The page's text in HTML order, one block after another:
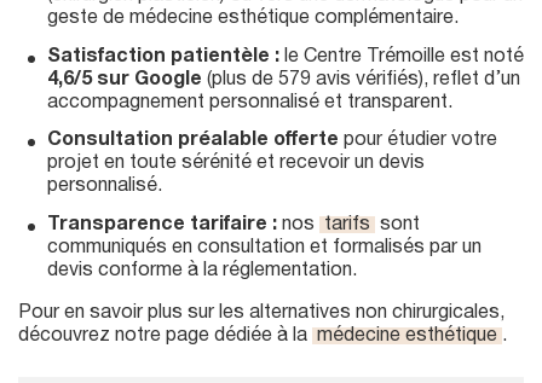
geste de médecine esthétique complémentaire.
Satisfaction patientèle : le Centre Trémoille est noté
4,6/5 sur Google (plus de 579 avis vérifiés), reflet d’un
accompagnement personnalisé et transparent.
Consultation préalable offerte pour étudier votre
projet en toute sérénité et recevoir un devis
personnalisé.
Transparence tarifaire : nos tarifs
sont
communiqués en consultation et formalisés par un
devis conforme à la réglementation.
Pour en savoir plus sur les alternatives non chirurgicales,
découvrez notre page dédiée à la
médecine esthétique .